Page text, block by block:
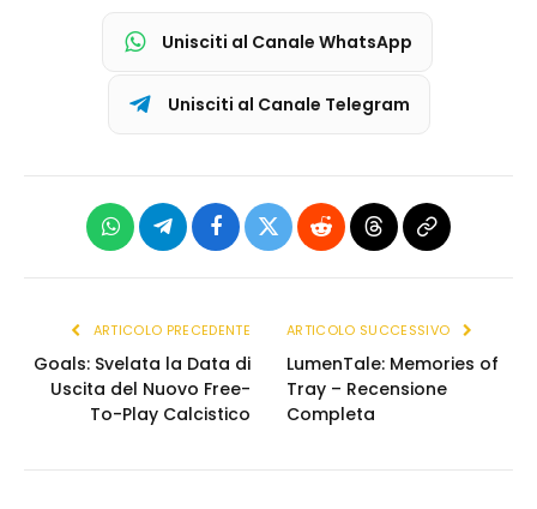
Unisciti al Canale WhatsApp
Unisciti al Canale Telegram
WhatsAppTelegramFacebook
X
Reddit ThreadsCopia
ARTICOLO PRECEDENTE
Goals: Svelata la Data di
Uscita del Nuovo Free-
To-Play Calcistico
ARTICOLO SUCCESSIVO
LumenTale: Memories of
Tray – Recensione
Completa